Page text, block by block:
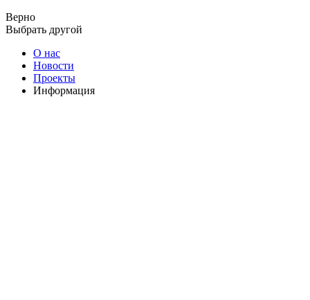
Верно
Выбрать другой
О нас
Новости
Проекты
Информация